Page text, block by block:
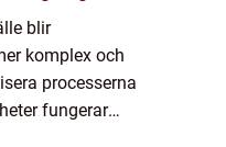
blir
komplex och
processerna
fungerar